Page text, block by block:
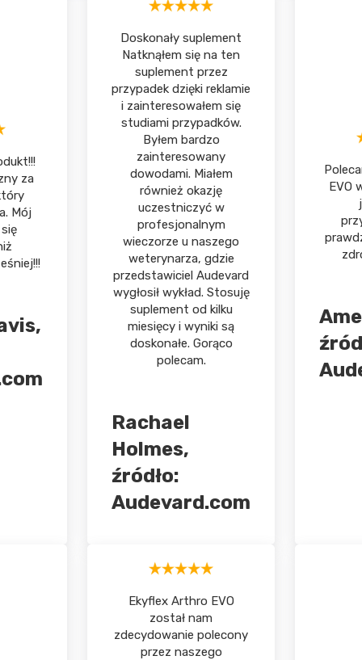
za
Mój
Doskonały suplement
Natknąłem się na ten
suplement przez
przypadek dzięki reklamie
i zainteresowałem się
studiami przypadków.
Byłem bardzo
zainteresowany
dowodami. Miałem
również okazję
uczestniczyć w
profesjonalnym
wieczorze u naszego
weterynarza, gdzie
przedstawiciel Audevard
wygłosił wykład. Stosuję
suplement od kilku
miesięcy i wyniki są
doskonałe. Gorąco
polecam.
Rachael
Holmes,
źródło:
Audevard.com
EVO
Ekyflex Arthro EVO
został nam
zdecydowanie polecony
przez naszego